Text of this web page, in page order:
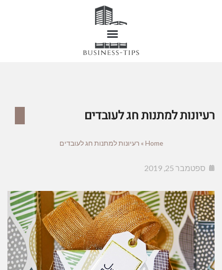
רעיונות למתנות חג לעובדים
Home
»רעיונות למתנות חג לעובדים
ספטמבר 25, 2019